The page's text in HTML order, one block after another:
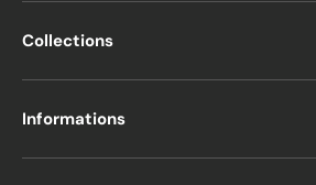
Collections
Informations